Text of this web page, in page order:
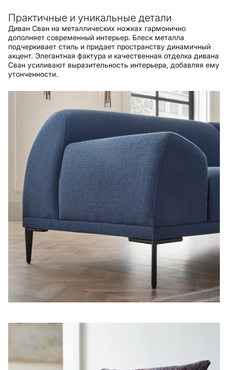
Практичные и уникальные детали
Диван Сван на металлических ножках гармонично
дополняет современный интерьер. Блеск металла
подчеркивает стиль и придает пространству динамичный
акцент. Элегантная фактура и качественная отделка дивана
Сван усиливают выразительность интерьера, добавляя ему
утонченности.